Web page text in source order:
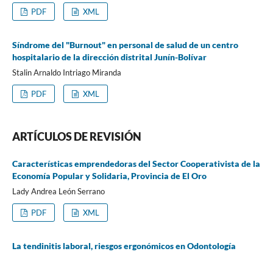
PDF XML
Síndrome del "Burnout" en personal de salud de un centro
hospitalario de la dirección distrital Junín-Bolívar
Stalin Arnaldo Intriago Miranda
PDF XML
ARTÍCULOS DE REVISIÓN
Características emprendedoras del Sector Cooperativista de la
Economía Popular y Solidaria, Provincia de El Oro
Lady Andrea León Serrano
PDF XML
La tendinitis laboral, riesgos ergonómicos en Odontología